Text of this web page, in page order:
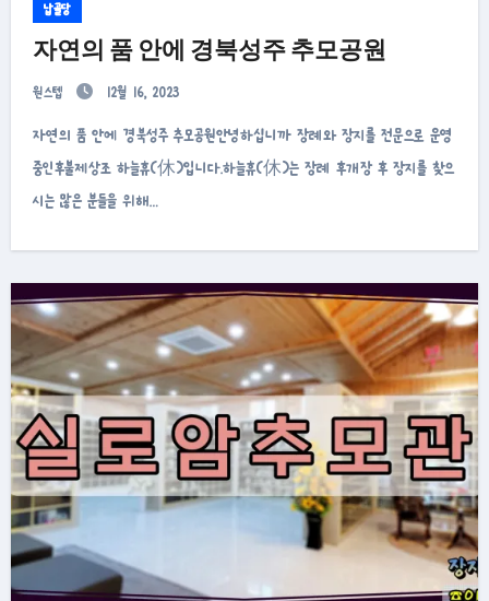
납골당
자연의 품 안에 경북성주 추모공원
원스텝 12월 16, 2023
자연의 품 안에 경북성주 추모공원안녕하십니까 장례와 장지를 전문으로 운영
중인후불제상조 하늘휴(休)입니다.하늘휴(休)는 장례 후개장 후 장지를 찾으
시는 많은 분들을 위해…